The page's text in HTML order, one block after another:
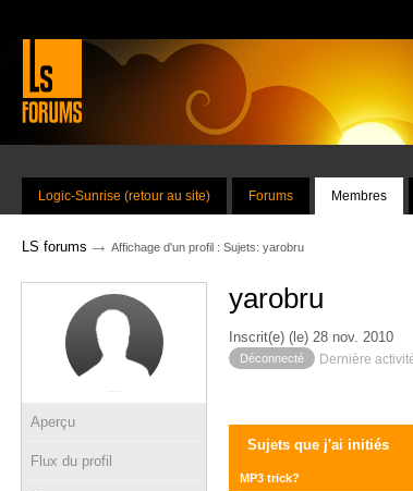
Logic-Sunrise (retour au site) Forums Membres
LS forums → Affichage d'un profil : Sujets: yarobru
Aperçu
Flux du profil
yarobru
Inscrit(e) (le) 28 nov. 2010
Déconnecté Dernière
Sujets que j'ai initiés
MP3 trick?